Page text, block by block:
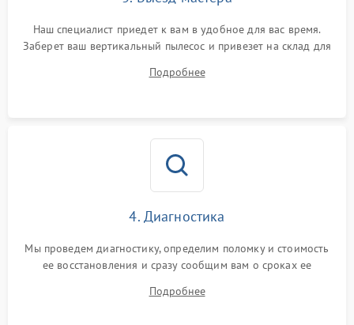
Наш специалист приедет к вам в удобное для вас время.
Заберет ваш вертикальный пылесос и привезет на склад для
Подробнее
4. Диагностика
Мы проведем диагностику, определим поломку и стоимость
ее восстановления и сразу сообщим вам о сроках ее
Подробнее